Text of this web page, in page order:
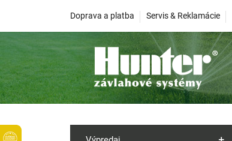
Doprava a platba Servis & Reklamácie